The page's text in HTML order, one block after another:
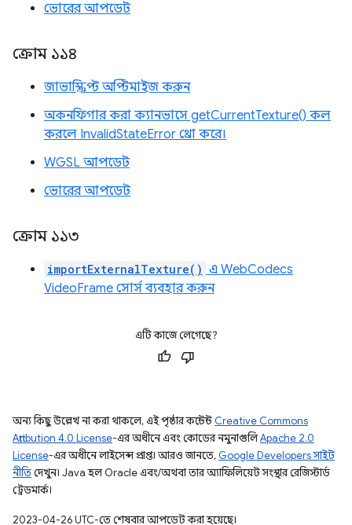
ভোরের আপডেট
ক্রোম ১১৪
জাভাস্ক্রিপ্ট অপ্টিমাইজ করুন
অকনফিগার করা ক্যানভাসে getCurrentTexture() কল
করলে InvalidStateError থ্রো করে।
WGSL আপডেট
ভোরের আপডেট
ক্রোম ১১৩
importExternalTexture() এ WebCodecs
VideoFrame সোর্স ব্যবহার করুন
এটি কাজে লেগেছে?
অন্য কিছু উল্লেখ না করা থাকলে, এই পৃষ্ঠার কন্টেন্ট Creative Commons
Attribution 4.0 License-এর অধীনে এবং কোডের নমুনাগুলিApache 2.0
License-এর অধীনে লাইসেন্স প্রাপ্ত। আরও জানতে, Google Developers সাইট
নীতিদেখুন। Java হল Oracle এবং/অথবা তার অ্যাফিলিয়েট সংস্থার রেজিস্টার্ড
ট্রেডমার্ক।
2023-04-26 UTC-তে শেষবার আপডেট করা হয়েছে।